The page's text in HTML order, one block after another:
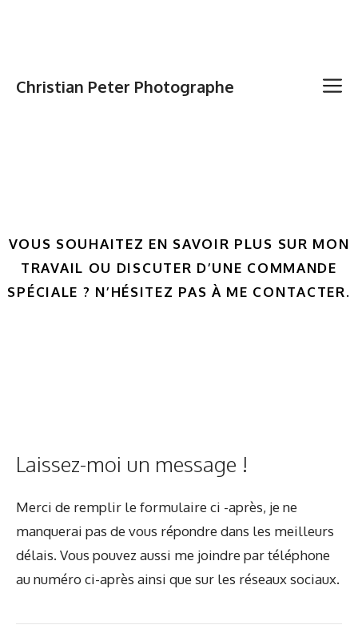
Christian Peter Photographe
VOUS SOUHAITEZ EN SAVOIR PLUS SUR MON
TRAVAIL OU DISCUTER D’UNE COMMANDE
SPÉCIALE ? N’HÉSITEZ PAS À ME CONTACTER.
Laissez-moi un message !
Merci de remplir le formulaire ci -après, je ne
manquerai pas de vous répondre dans les meilleurs
délais. Vous pouvez aussi me joindre par téléphone
au numéro ci-après ainsi que sur les réseaux sociaux.